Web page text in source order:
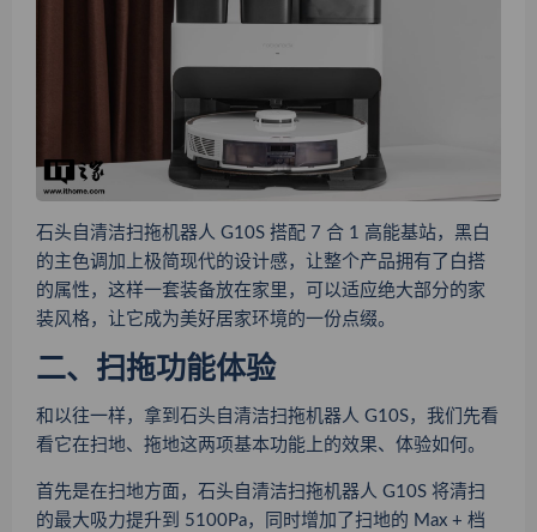
石头自清洁扫拖机器人 G10S 搭配 7 合 1 高能基站，黑白
的主色调加上极简现代的设计感，让整个产品拥有了白搭
的属性，这样一套装备放在家里，可以适应绝大部分的家
装风格，让它成为美好居家环境的一份点缀。
二、扫拖功能体验
和以往一样，拿到石头自清洁扫拖机器人 G10S，我们先看
看它在扫地、拖地这两项基本功能上的效果、体验如何。
首先是在扫地方面， 石头自清洁扫拖机器人 G10S 将清扫
的最大吸力提升到 5100Pa，同时增加了扫地的 Max + 档